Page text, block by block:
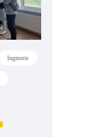
Inginerie